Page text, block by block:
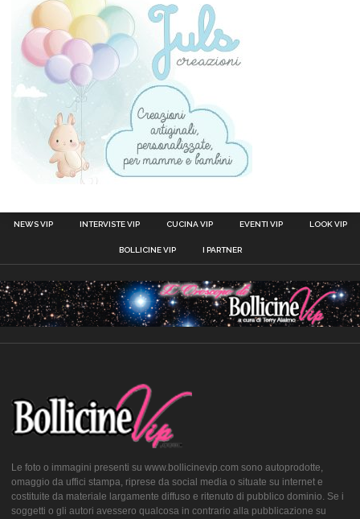
NEWS VIP INTERVISTE VIP CUCINA VIP EVENTI VIP LOOK VIP
BOLLICINE VIP I PARTNER
Le foto o immagini presenti su www.bollicinevip.com sono autoprodotte,
omaggio da uffici stampa, riprese da social media o situate su internet e
costituite da materiale largamente diffuso e ritenuto di pubblico dominio. Se i
soggetti o gli autori avessero qualcosa in contrario alla pubblicazione su